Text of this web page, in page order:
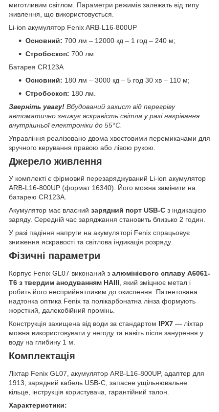
миготливим світлом. Параметри режимів залежать від типу
живлення, що використовується.
Li-ion акумулятор Fenix ARB-L16-800UP
Основний: 700 лм – 12000 кд – 1 год – 240 м;
Стробоскоп: 700 лм.
Батарея CR123A
Основний: 180 лм – 3000 кд – 5 год 30 хв – 110 м;
Стробоскоп: 180 лм.
Зверніть увагу! Вбудований захист від перегріву
автоматично знижує яскравість світла у разі нагрівання
внутрішньої електроніки до 55°C.
Управління реалізовано двома хвостовими перемикачами для
зручного керування правою або лівою рукою.
Джерело живлення
У комплекті є фірмовий перезаряджуваний Li-ion акумулятор
ARB-L16-800UP (формат 16340). Його можна замінити на
батарею CR123A.
Акумулятор має власний зарядний порт USB-C з індикацією
заряду. Середній час заряджання становить близько 2 годин.
У разі падіння напруги на акумуляторі Fenix спрацьовує
зниження яскравості та світлова індикація розряду.
Фізичні параметри
Корпус Fenix GL07 виконаний з алюмінієвого сплаву A6061-
T6 з твердим анодуванням HAIII , який зміцнює метал і
робить його несприйнятливим до окислення. Патентована
надтонка оптика Fenix та полікарбонатна лінза формують
жорсткий, далекобійний промінь.
Конструкція захищена від води за стандартом IPX7 — ліхтар
можна використовувати у негоду та навіть після занурення у
воду на глибину 1 м.
Комплектація
Ліхтар Fenix GL07, акумулятор ARB-L16-800UP, адаптер для
1913, зарядний кабель USB-C, запасне ущільнювальне
кільце, інструкція користувача, гарантійний талон.
Характеристики: